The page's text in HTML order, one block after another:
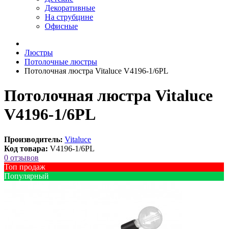
Декоративные
На струбцине
Офисные
Люстры
Потолочные люстры
Потолочная люстра Vitaluce V4196-1/6PL
Потолочная люстра Vitaluce
V4196-1/6PL
Производитель: Vitaluce
Код товара: V4196-1/6PL
0 отзывов
Топ продаж
Популярный